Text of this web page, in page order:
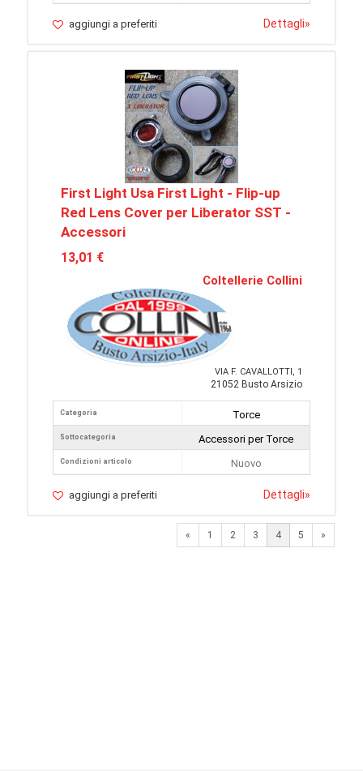
aggiungi a preferiti Dettagli»
First Light Usa First Light - Flip-up
Red Lens Cover per Liberator SST -
Accessori
13,01 €
Coltellerie Collini
VIA F. CAVALLOTTI, 1
21052 Busto Arsizio
Categoria
Sottocategoria
Condizioni articolo
Torce
Accessori per Torce
Nuovo
aggiungi a preferiti Dettagli»
« Previous
1 2 3 4 5 »